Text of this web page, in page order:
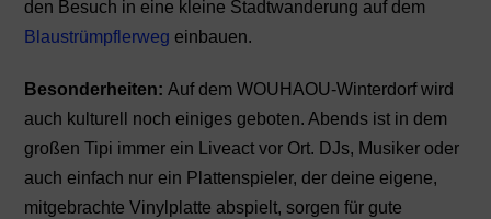
den Besuch in eine kleine Stadtwanderung auf dem
Blaustrümpflerweg einbauen.
Besonderheiten: Auf dem WOUHAOU-Winterdorf wird
auch kulturell noch einiges geboten. Abends ist in dem
großen Tipi immer ein Liveact vor Ort. DJs, Musiker oder
auch einfach nur ein Plattenspieler, der deine eigene,
mitgebrachte Vinylplatte abspielt, sorgen für gute